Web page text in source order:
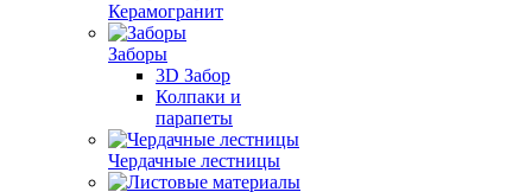
Керамогранит
Заборы
3D Забор
Колпаки и
парапеты
Чердачные лестницы